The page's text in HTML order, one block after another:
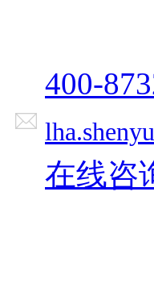
400-
在线咨